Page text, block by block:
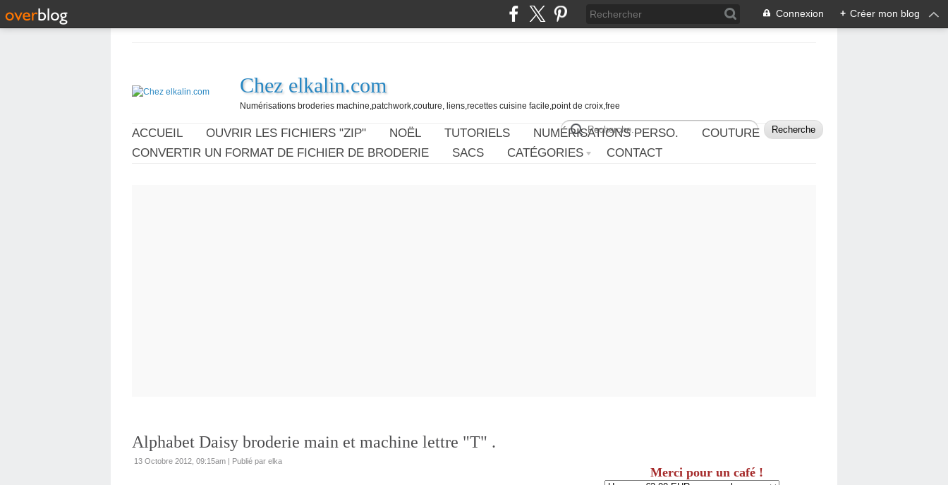
Connexion + Créer mon blog
Chez elkalin.com
Numérisations broderies machine,patchwork,couture, liens,recettes cuisine facile,point de croix,free
ACCUEIL OUVRIR LES FICHIERS "ZIP" NOËL TUTORIELS NUMÉRISATIONS PERSO.
COUTURE
CONVERTIR UN FORMAT DE FICHIER DE BRODERIE
SACS CATÉGORIES CONTACT
Alphabet Daisy broderie main et machine lettre "T" .
13 Octobre 2012, 09:15am | Publié par elka
Merci pour un café !